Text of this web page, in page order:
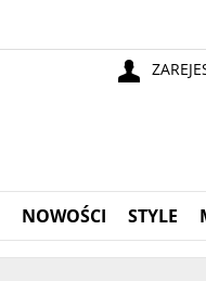
NOWOŚCI STYLE